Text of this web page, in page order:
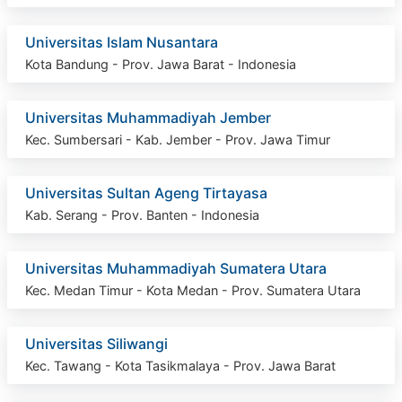
Universitas Islam Nusantara
Kota Bandung - Prov. Jawa Barat - Indonesia
Universitas Muhammadiyah Jember
Kec. Sumbersari - Kab. Jember - Prov. Jawa Timur
Universitas Sultan Ageng Tirtayasa
Kab. Serang - Prov. Banten - Indonesia
Universitas Muhammadiyah Sumatera Utara
Kec. Medan Timur - Kota Medan - Prov. Sumatera Utara
Universitas Siliwangi
Kec. Tawang - Kota Tasikmalaya - Prov. Jawa Barat